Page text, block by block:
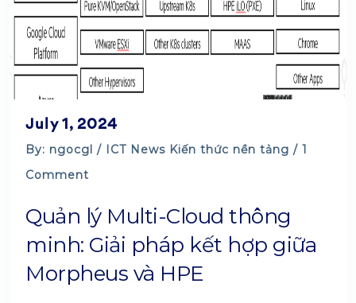
July 1, 2024
By: ngocgl / ICT News Kiến thức nền tảng / 1
Comment
Quản lý Multi-Cloud thông
minh: Giải pháp kết hợp giữa
Morpheus và HPE